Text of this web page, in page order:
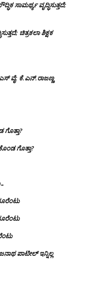
ಸಾಮರ್ಥ್ಯ ವೃದ್ಧಿಸುತ್ತದೆ;
ಚಿತ್ರಕಲಾ ಶಿಕ್ಷಕ
ವೈ: ಕೆ.ಎನ್.ರಾಜಣ್ಣ
ಗೊತ್ತಾ?
ಪಾಟೀಲ್ ಇನ್ನಿಲ್ಲ